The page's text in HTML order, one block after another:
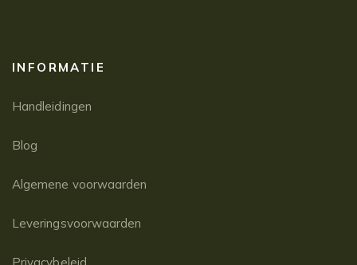
INFORMATIE
Handleidingen
Blog
Algemene voorwaarden
Leveringsvoorwaarden